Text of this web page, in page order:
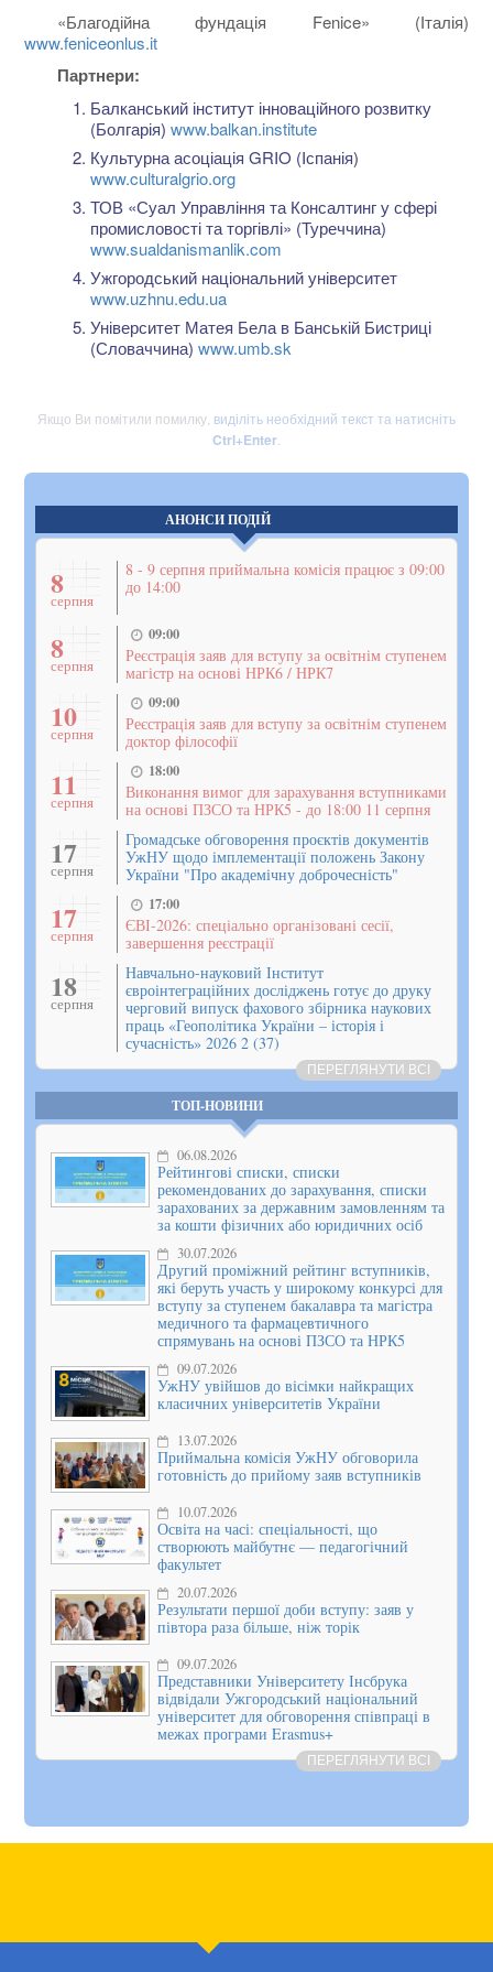
«Благодійна фундація Fenice» (Італія)
www.feniceonlus.it
Партнери:
Балканський інститут інноваційного розвитку
(Болгарія)www.balkan.institute
Культурна асоціація GRIO (Iспанія)
www.culturalgrio.org
ТОВ «Суал Управління та Консалтинг у сфері
промисловості та торгівлі» (Туреччина)
www.sualdanismanlik.com
Ужгородський національний університет
www.uzhnu.edu.ua
Університет Матея Бела в Банській Бистриці
(Словаччина)www.umb.sk
Якщо Ви помітили помилку, виділіть необхідний текст та натисніть
Ctrl+Enter
АНОНСИ ПОДІЙ
8
серпня
8 - 9 серпня приймальна комісія працює з 09:00
до 14:00
8
серпня
09:00
Реєстрація заяв для вступу за освітнім ступенем
магістр на основі НРК6 / НРК7
10
серпня
09:00
Реєстрація заяв для вступу за освітнім ступенем
доктор філософії
11
серпня
18:00
Виконання вимог для зарахування вступниками
на основі ПЗСО та НРК5 - до 18:00 11 серпня
17
серпня
Громадське обговорення проєктів документів
УжНУ щодо імплементації положень Закону
України "Про академічну доброчесність"
17
серпня
17:00
ЄВІ-2026: спеціально організовані сесії,
завершення реєстрації
18
серпня
Навчально-науковий Інститут
євроінтеграційних досліджень готує до друку
черговий випуск фахового збірника наукових
праць «Геополітика України – історія і
сучасність» 2026 2 (37)
ПЕРЕГЛЯНУТИ ВСІ
ТОП-НОВИНИ
06.08.2026
Рейтингові списки, списки
рекомендованих до зарахування, списки
зарахованих за державним замовленням та
за кошти фізичних або юридичних осіб
30.07.2026
Другий проміжний рейтинг вступників,
які беруть участь у широкому конкурсі для
вступу за ступенем бакалавра та магістра
медичного та фармацевтичного
спрямувань на основі ПЗСО та НРК5
09.07.2026
УжНУ увійшов до вісімки найкращих
класичних університетів України
13.07.2026
Приймальна комісія УжНУ обговорила
готовність до прийому заяв вступників
10.07.2026
Освіта на часі: спеціальності, що
створюють майбутнє — педагогічний
факультет
20.07.2026
Результати першої доби вступу: заяв у
півтора раза більше, ніж торік
09.07.2026
Представники Університету Інсбрука
відвідали Ужгородський національний
університет для обговорення співпраці в
межах програми Erasmus+
ПЕРЕГЛЯНУТИ ВСІ